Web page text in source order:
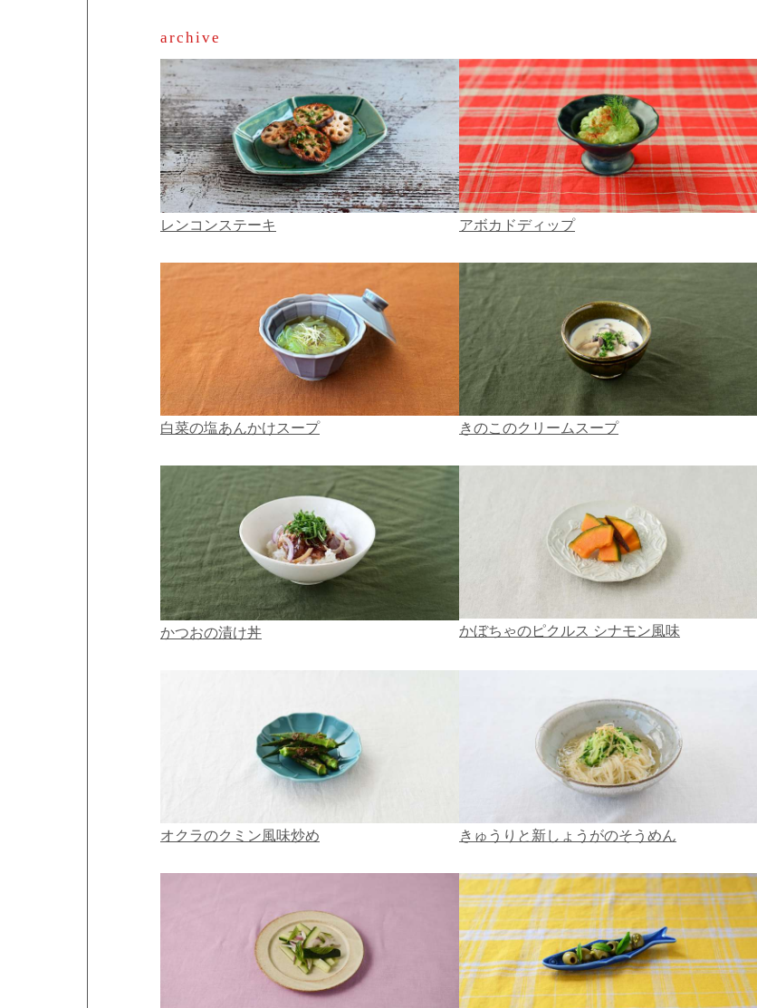
archive
レンコンステーキ アボカドディップ
白菜の塩あんかけスープ きのこのクリームスープ
かつおの漬け丼 かぼちゃのピクルス シナモン風味
オクラのクミン風味炒め きゅうりと新しょうがのそうめん